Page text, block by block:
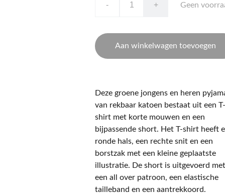
- + Geen
Aan winkelwagen toevoegen
Deze groene jongens en heren
van rekbaar katoen bestaat uit een
shirt met korte mouwen en een
bijpassende short. Het T-shirt heeft
ronde hals, een rechte snit en een
borstzak met een kleine geplaatste
illustratie. De short is uitgevoerd
een all over patroon, een elastische
tailleband en een aantrekkoord.